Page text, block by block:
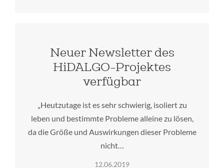
Neuer Newsletter des
HiDALGO-Projektes
verfügbar
„Heutzutage ist es sehr schwierig, isoliert zu
leben und bestimmte Probleme alleine zu lösen,
da die Größe und Auswirkungen dieser Probleme
nicht…
12.06.2019